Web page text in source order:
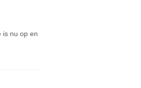
is nu op en